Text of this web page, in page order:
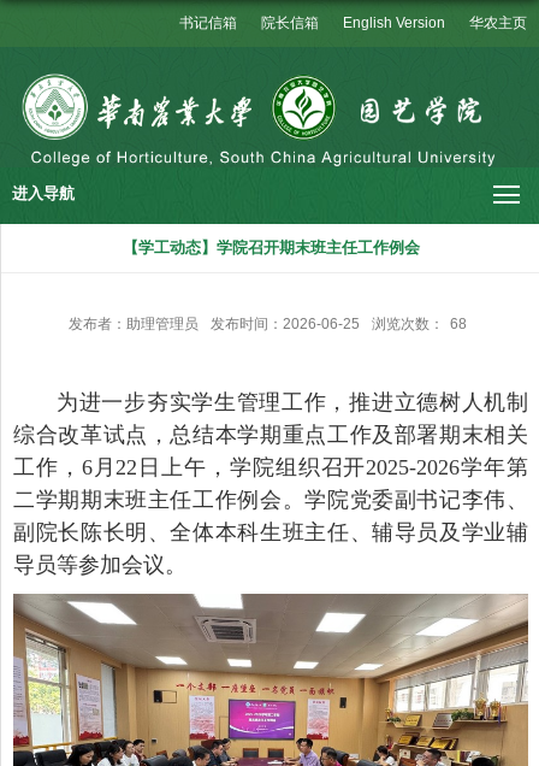
书记信箱 院长信箱 English Version 华农主页
进入导航
【学工动态】学院召开期末班主任工作例会
发布者：助理管理员 发布时间：2026-06-25 浏览次数： 68
为进一步夯实学生管理工作，推进立德树人机制
综合改革试点，总结本学期重点工作及部署期末相关
工作，6月22日上午，学院组织召开2025-2026学年第
二学期期末班主任工作例会。学院党委副书记李伟、
副院长陈长明、全体本科生班主任、辅导员及学业辅
导员等参加会议。